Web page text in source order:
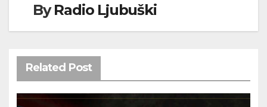
ByRadio Ljubuški
Related Post